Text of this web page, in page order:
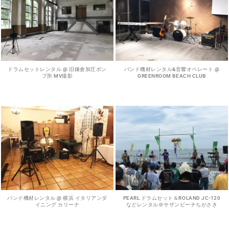
ドラムセットレンタル @ 旧鎌倉加圧ポン
プ所 MV撮影
バンド機材レンタル&音響オペレート @
GREENROOM BEACH CLUB
バンド機材レンタル @ 横浜 イタリアンダ
イニング カリーナ
PEARL ドラムセット＆ROLAND JC-120
などレンタル＠サザンビーチちがさき